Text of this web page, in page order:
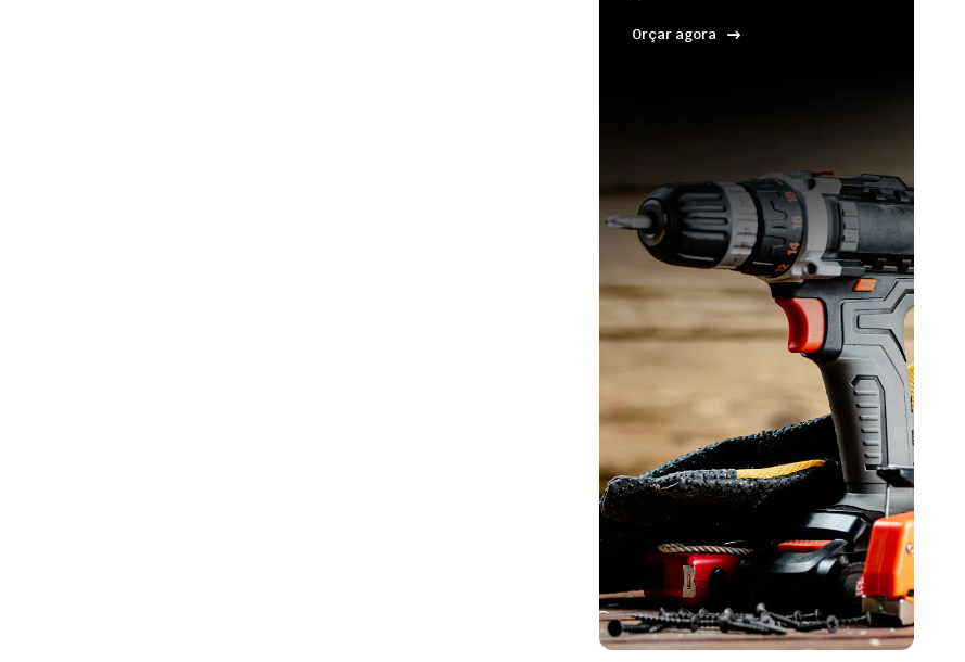
Orçar agora